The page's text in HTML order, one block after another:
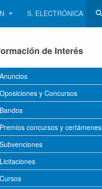
S. ELECTRÓNICA
de Interés
Anuncios
Oposiciones y Concursos
Bandos
Premios concursos y certámenes
Subvenciones
Licitaciones
Cursos